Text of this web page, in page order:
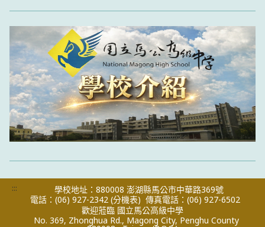
:::
學校地址：880008 澎湖縣馬公市中華路369號
電話：(06) 927-2342 (分機表) 傳真電話：(06) 927-6502
歡迎蒞臨 國立馬公高級中學
No. 369, Zhonghua Rd., Magong City, Penghu County